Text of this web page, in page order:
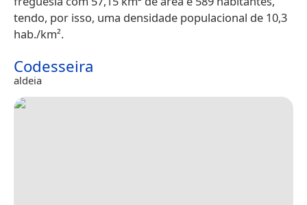
tendo, por isso, uma densidade populacional de 10,3
hab./km².
Codesseira
aldeia